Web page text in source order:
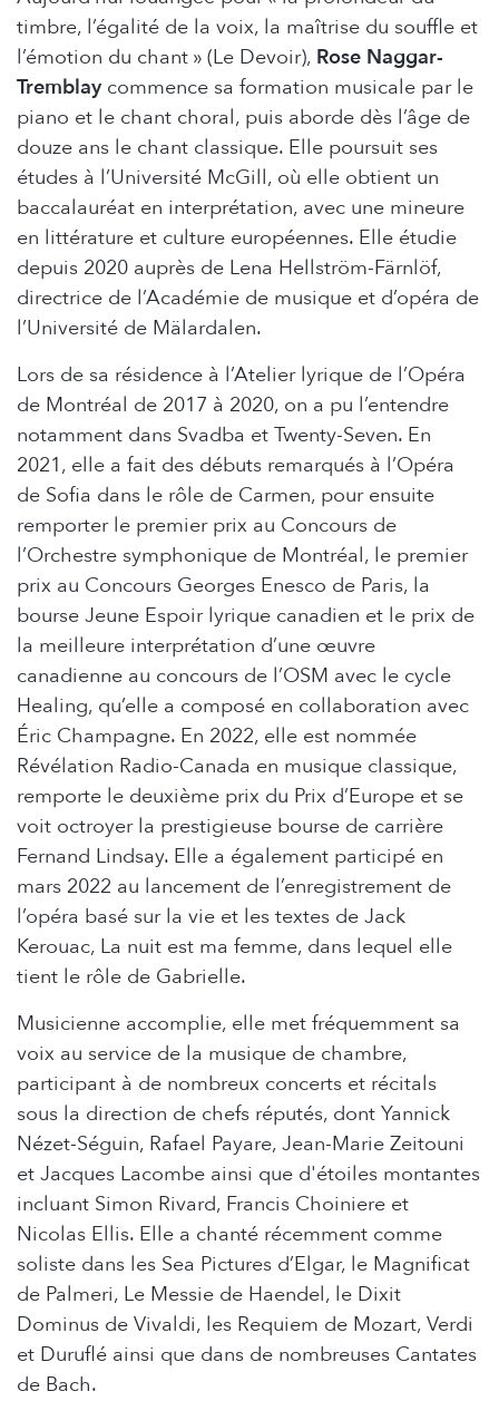
timbre, l’égalité de la voix, la maîtrise du souffle et
l’émotion du chant » (Le Devoir), Rose Naggar-
Tremblay commence sa formation musicale par le
piano et le chant choral, puis aborde dès l’âge de
douze ans le chant classique. Elle poursuit ses
études à l’Université McGill, où elle obtient un
baccalauréat en interprétation, avec une mineure
en littérature et culture européennes. Elle étudie
depuis 2020 auprès de Lena Hellström-Färnlöf,
directrice de l’Académie de musique et d’opéra de
l’Université de Mälardalen.
Lors de sa résidence à l’Atelier lyrique de l’Opéra
de Montréal de 2017 à 2020, on a pu l’entendre
notamment dans Svadba et Twenty-Seven. En
2021, elle a fait des débuts remarqués à l’Opéra
de Sofia dans le rôle de Carmen, pour ensuite
remporter le premier prix au Concours de
l’Orchestre symphonique de Montréal, le premier
prix au Concours Georges Enesco de Paris, la
bourse Jeune Espoir lyrique canadien et le prix de
la meilleure interprétation d’une œuvre
canadienne au concours de l’OSM avec le cycle
Healing, qu’elle a composé en collaboration avec
Éric Champagne. En 2022, elle est nommée
Révélation Radio-Canada en musique classique,
remporte le deuxième prix du Prix d’Europe et se
voit octroyer la prestigieuse bourse de carrière
Fernand Lindsay. Elle a également participé en
mars 2022 au lancement de l’enregistrement de
l’opéra basé sur la vie et les textes de Jack
Kerouac, La nuit est ma femme, dans lequel elle
tient le rôle de Gabrielle.
Musicienne accomplie, elle met fréquemment sa
voix au service de la musique de chambre,
participant à de nombreux concerts et récitals
sous la direction de chefs réputés, dont Yannick
Nézet-Séguin, Rafael Payare, Jean-Marie Zeitouni
et Jacques Lacombe ainsi que d'étoiles montantes
incluant Simon Rivard, Francis Choiniere et
Nicolas Ellis. Elle a chanté récemment comme
soliste dans les Sea Pictures d’Elgar, le Magnificat
de Palmeri, Le Messie de Haendel, le Dixit
Dominus de Vivaldi, les Requiem de Mozart, Verdi
et Duruflé ainsi que dans de nombreuses Cantates
de Bach.